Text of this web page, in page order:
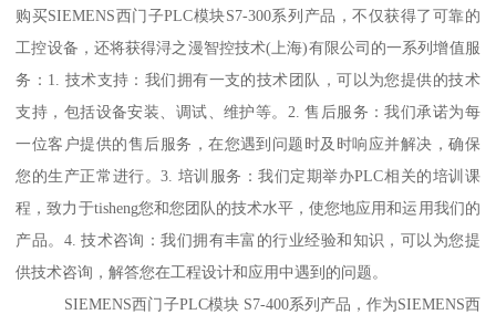
购买SIEMENS西门子PLC模块S7-300系列产品，不仅获得了可靠的
工控设备，还将获得浔之漫智控技术(上海)有限公司的一系列增值服
务：1. 技术支持：我们拥有一支的技术团队，可以为您提供的技术
支持，包括设备安装、调试、维护等。2. 售后服务：我们承诺为每
一位客户提供的售后服务，在您遇到问题时及时响应并解决，确保
您的生产正常进行。3. 培训服务：我们定期举办PLC相关的培训课
程，致力于tisheng您和您团队的技术水平，使您地应用和运用我们的
产品。4. 技术咨询：我们拥有丰富的行业经验和知识，可以为您提
供技术咨询，解答您在工程设计和应用中遇到的问题。
SIEMENS西门子PLC模块 S7-400系列产品，作为SIEMENS西